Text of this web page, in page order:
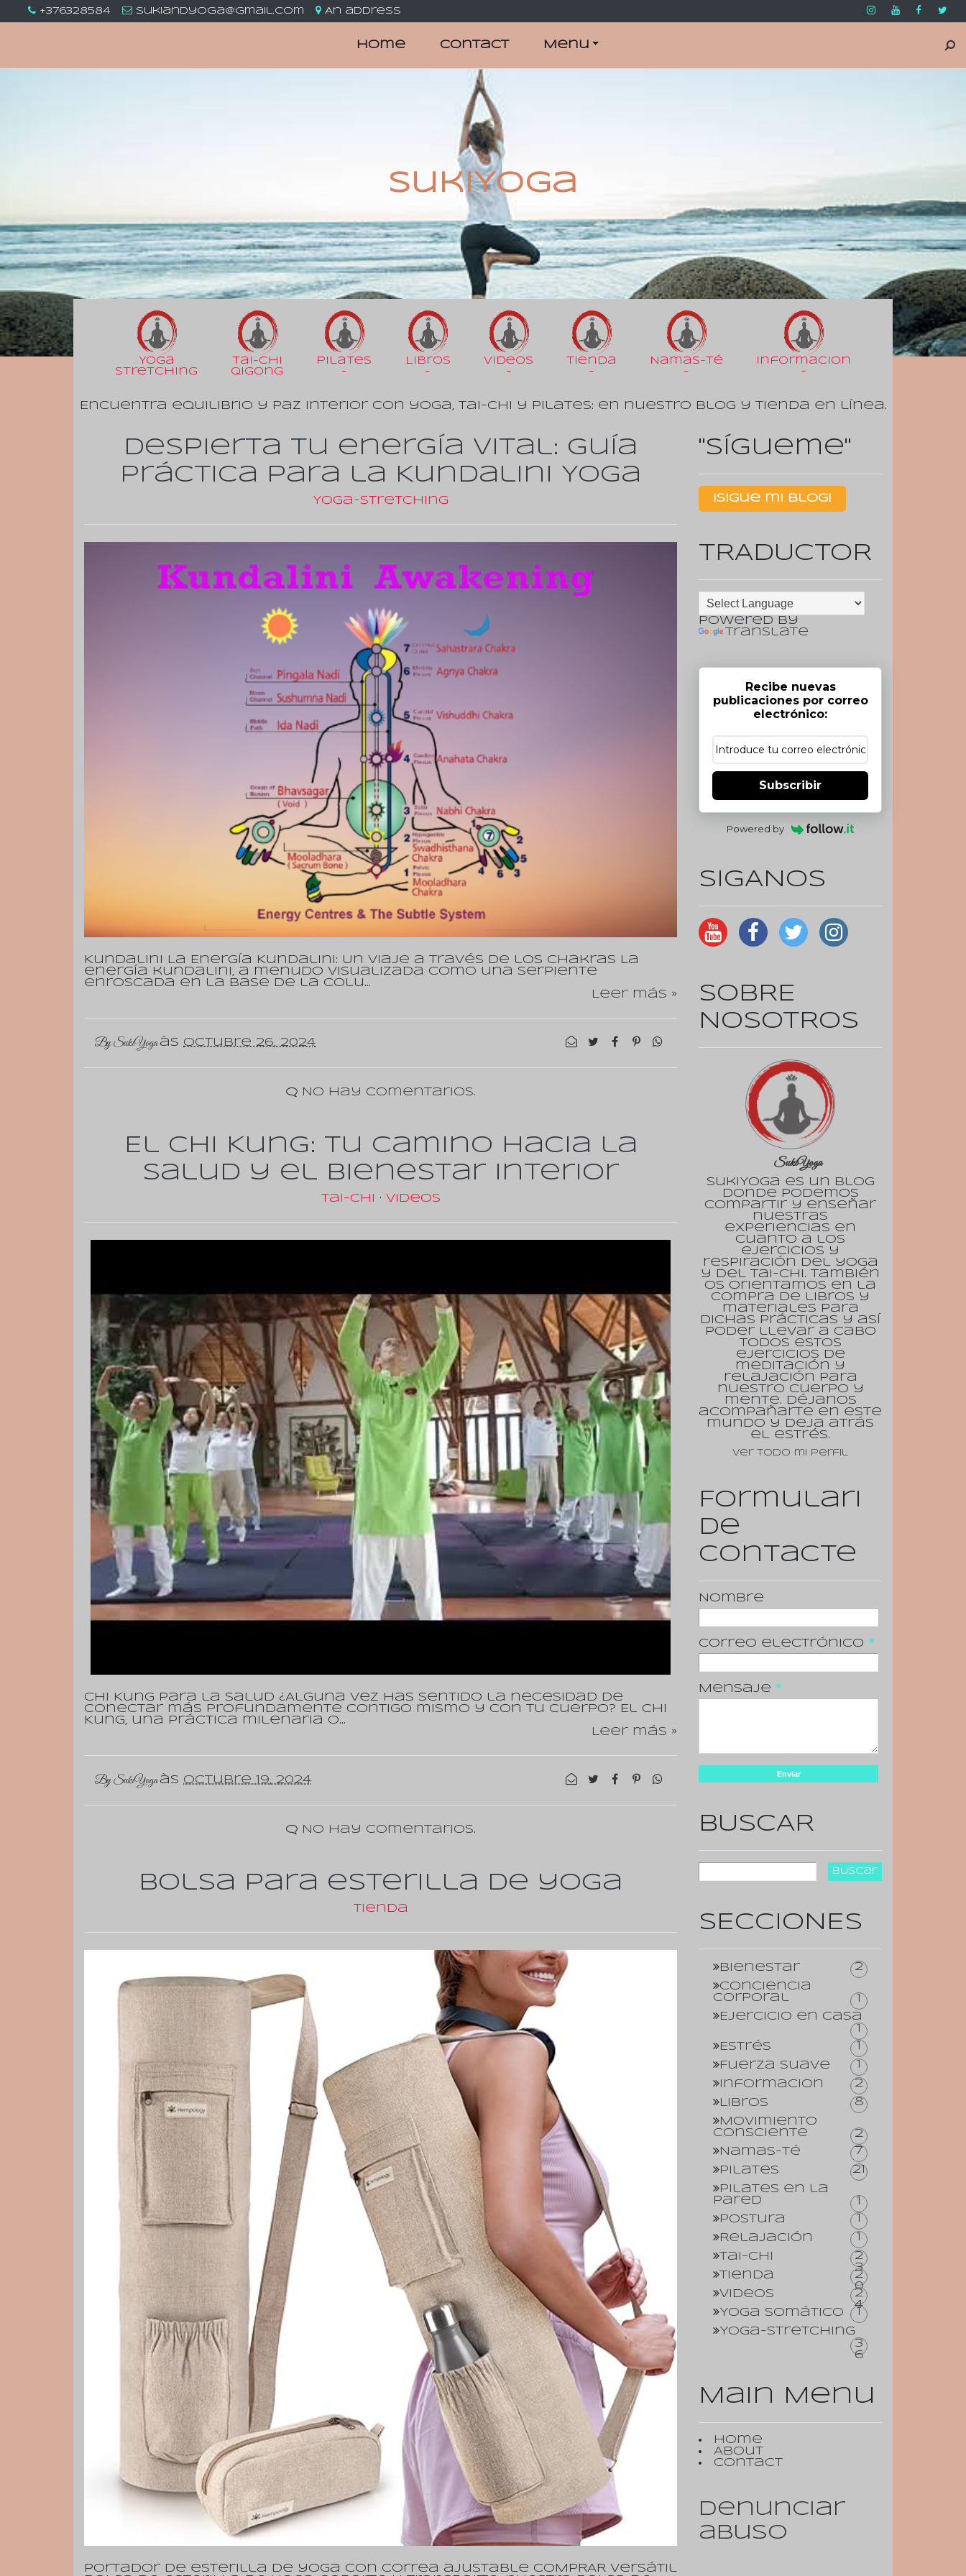
+376328584 sukiandyoga@gmail.com An address
Home Contact Menu
SukiYoga
Yoga
Stretching
Tai-Chi
Qigong
Pilates
-
Libros
-
Videos
-
Tienda
-
Namas-Té
-
Informacion
-
Encuentra equilibrio y paz interior con yoga, tai-chi y pilates: en nuestro Blog y tienda en línea.
Despierta tu energía vital: Guía
práctica para la Kundalini Yoga
Yoga-Stretching
Kundalini La Energía Kundalini: Un Viaje a través de los Chakras La
energía kundalini, a menudo visualizada como una serpiente
enroscada en la base de la colu…
Leer más »
BySukiYoga às octubre 26, 2024
No hay comentarios.
El Chi Kung: Tu Camino hacia la
Salud y el Bienestar Interior
Tai-Chi · Videos
Chi Kung para la salud ¿Alguna vez has sentido la necesidad de
conectar más profundamente contigo mismo y con tu cuerpo? El Chi
Kung, una práctica milenaria o…
Leer más »
BySukiYoga às octubre 19, 2024
No hay comentarios.
Bolsa para esterilla de yoga
Tienda
Portador de esterilla de yoga con correa ajustable COMPRAR Versátil
"Sígueme"
¡Sigue mi Blog!
TRADUCTOR
Powered by
Translate
Recibe nuevas
publicaciones por correo
electrónico:
Subscribir
Powered by
SIGANOS
SOBRE
NOSOTROS
SukiYoga
SukiYoga es un blog
donde podemos
compartir y enseñar
nuestras
experiencias en
cuanto a los
ejercicios y
respiración del yoga
y del tai-chi. También
os orientamos en la
compra de libros y
materiales para
dichas prácticas y así
poder llevar a cabo
todos estos
ejercicios de
meditación y
relajación para
nuestro cuerpo y
mente. Déjanos
acompañarte en este
mundo y deja atrás
el estrés.
Ver todo mi perfil
Formulari
de
contacte
Nombre
Correo electrónico *
Mensaje *
BUSCAR
SECCIONES
Bienestar
2
Conciencia
corporal
1
Ejercicio en casa
1
Estrés
1
Fuerza suave
1
Informacion
2
Libros
8
Movimiento
consciente
2
Namas-té
7
Pilates
21
Pilates en la
pared
1
Postura
1
Relajación
1
Tai-Chi
2
3
Tienda
2
0
Videos
2
4
Yoga somático
1
Yoga-Stretching
3
6
Main Menu
Home
About
Contact
Denunciar
abuso